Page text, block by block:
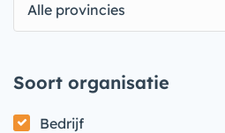
Alle provincies
Soort organisatie
Bedrijf